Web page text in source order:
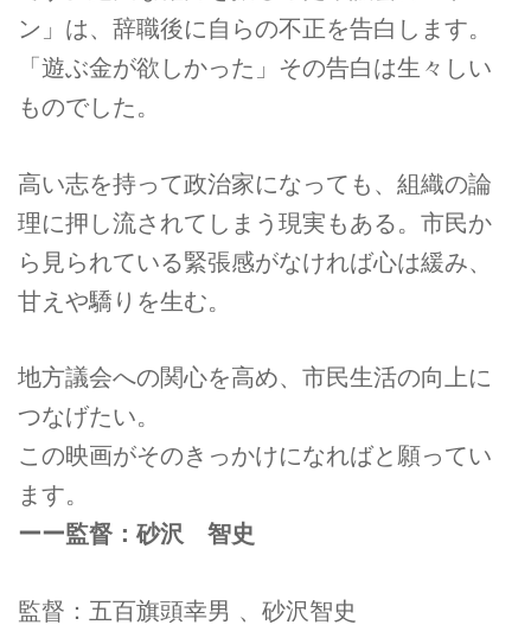
ン」は、辞職後に自らの不正を告白します。
「遊ぶ金が欲しかった」その告白は生々しい
ものでした。
高い志を持って政治家になっても、組織の論
理に押し流されてしまう現実もある。市民か
ら見られている緊張感がなければ心は緩み、
甘えや驕りを生む。
地方議会への関心を高め、市民生活の向上に
つなげたい。
この映画がそのきっかけになればと願ってい
ます。
ーー監督：砂沢 智史
監督：五百旗頭幸男 、砂沢智史